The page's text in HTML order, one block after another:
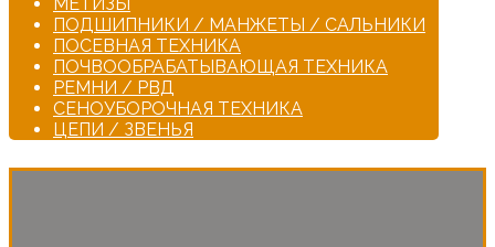
ПОДШИПНИКИ / МАНЖЕТЫ / САЛЬНИКИ
ПОСЕВНАЯ ТЕХНИКА
ПОЧВООБРАБАТЫВАЮЩАЯ ТЕХНИКА
РЕМНИ / РВД
СЕНОУБОРОЧНАЯ ТЕХНИКА
ЦЕПИ / ЗВЕНЬЯ